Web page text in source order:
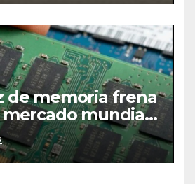
de memoria frena
mercado mundial